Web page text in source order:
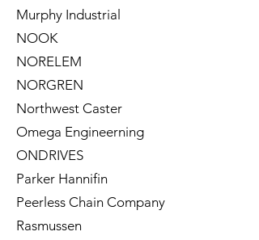
Murphy Industrial
NOOK
NORELEM
NORGREN
Northwest Caster
Omega Engineerning
ONDRIVES
Parker Hannifin
Peerless Chain Company
Rasmussen